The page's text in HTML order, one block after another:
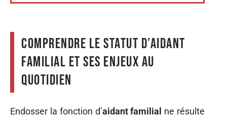
Comprendre le statut d’aidant
familial et ses enjeux au
quotidien
Endosser la fonction d’aidant familial ne résulte